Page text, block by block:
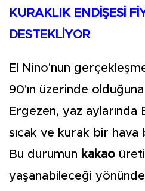
KURAKLIK ENDİŞESİ
DESTEKLİYOR
El Nino'nun
90'ın üzerinde
Ergezen, yaz aylarında
sıcak ve kurak bir hava
Bu durumun kakao
yaşanabileceği